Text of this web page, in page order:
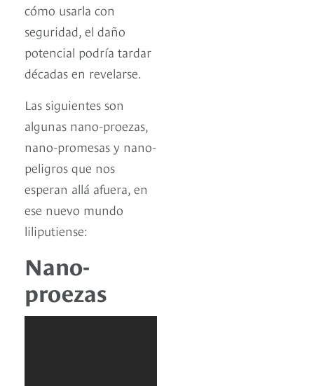
cómo usarla con
seguridad, el daño
potencial podría tardar
décadas en revelarse.
Las siguientes son
algunas nano-proezas,
nano-promesas y nano-
peligros que nos
esperan allá afuera, en
ese nuevo mundo
liliputiense:
Nano-
proezas